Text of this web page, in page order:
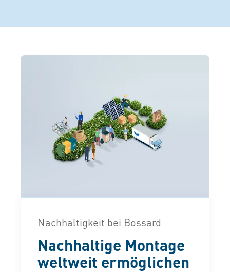
Nachhaltigkeit bei Bossard
Nachhaltige Montage
weltweit ermöglichen